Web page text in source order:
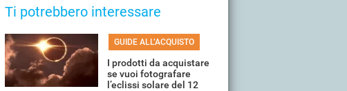
Ti potrebbero interessare
GUIDE ALL’ACQUISTO
I prodotti da acquistare
se vuoi fotografare
l’eclissi solare del 12